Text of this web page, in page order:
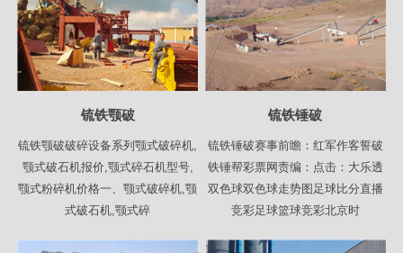
锍铁颚破
锍铁颚破破碎设备系列颚式破碎机,
颚式破石机报价,颚式碎石机型号,
颚式粉碎机价格一、颚式破碎机,颚
式破石机,颚式碎
锍铁锤破
锍铁锤破赛事前瞻：红军作客誓破
铁锤帮彩票网责编：点击：大乐透
双色球双色球走势图足球比分直播
竞彩足球篮球竞彩北京时